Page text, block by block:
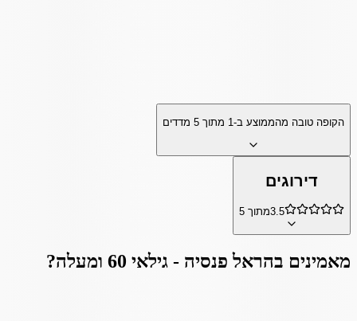
הקופה טובה מהממוצע ב- 1 מתוך 5 מדדים
דירוגים
3.5מתוך 5
מאמינים בהראל פנסיה - גילאי 60 ומעלה ?